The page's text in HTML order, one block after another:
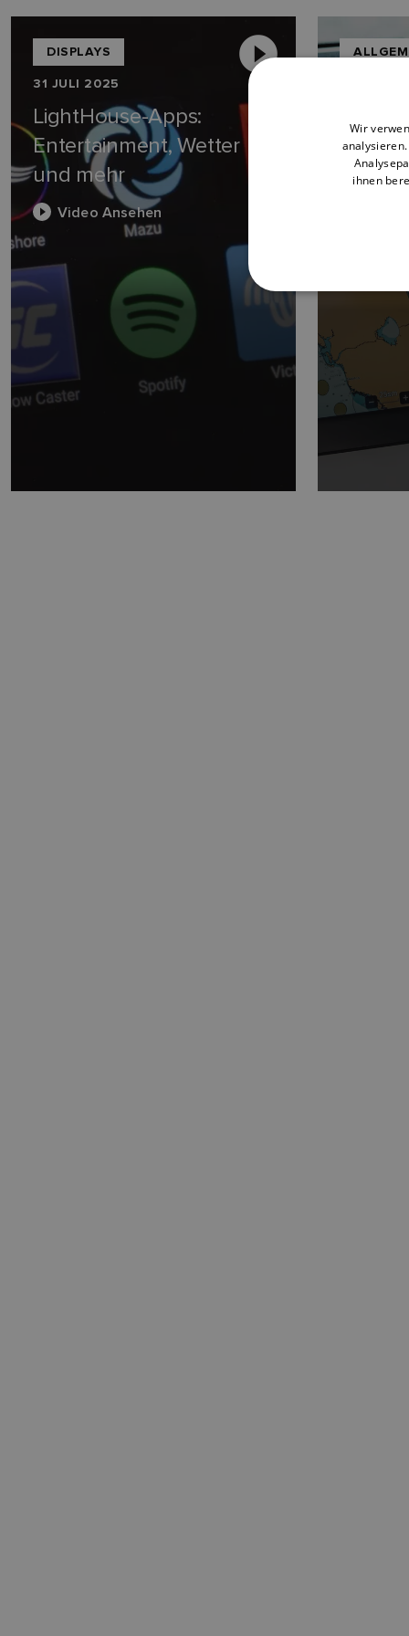
DISPLAYS
31 JULI 2025
LightHouse-Apps:
Entertainment, Wetter
und mehr
Video Ansehen
Video
Wir
ihnen